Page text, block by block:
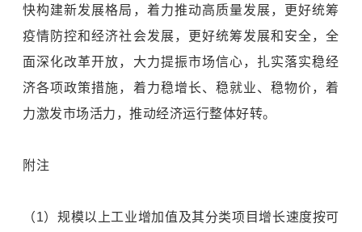
快构建新发展格局，着力推动高质量发展，更好统筹
疫情防控和经济社会发展，更好统筹发展和安全，全
面深化改革开放，大力提振市场信心，扎实落实稳经
济各项政策措施，着力稳增长、稳就业、稳物价，着
力激发市场活力，推动经济运行整体好转。
附注
（1）规模以上工业增加值及其分类项目增长速度按可